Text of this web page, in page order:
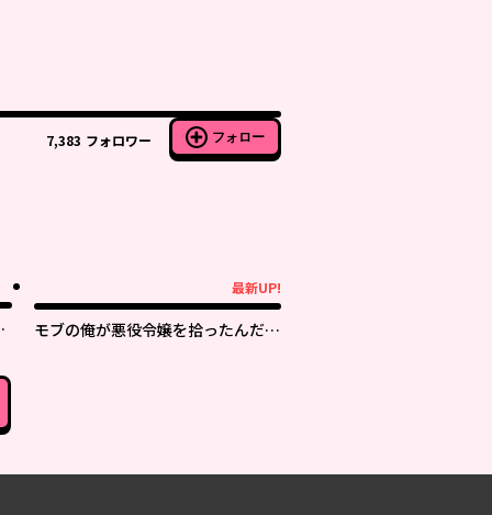
7,383 フォロワー フォロー
最新UP!
モブの俺が悪役令嬢を拾ったんだが